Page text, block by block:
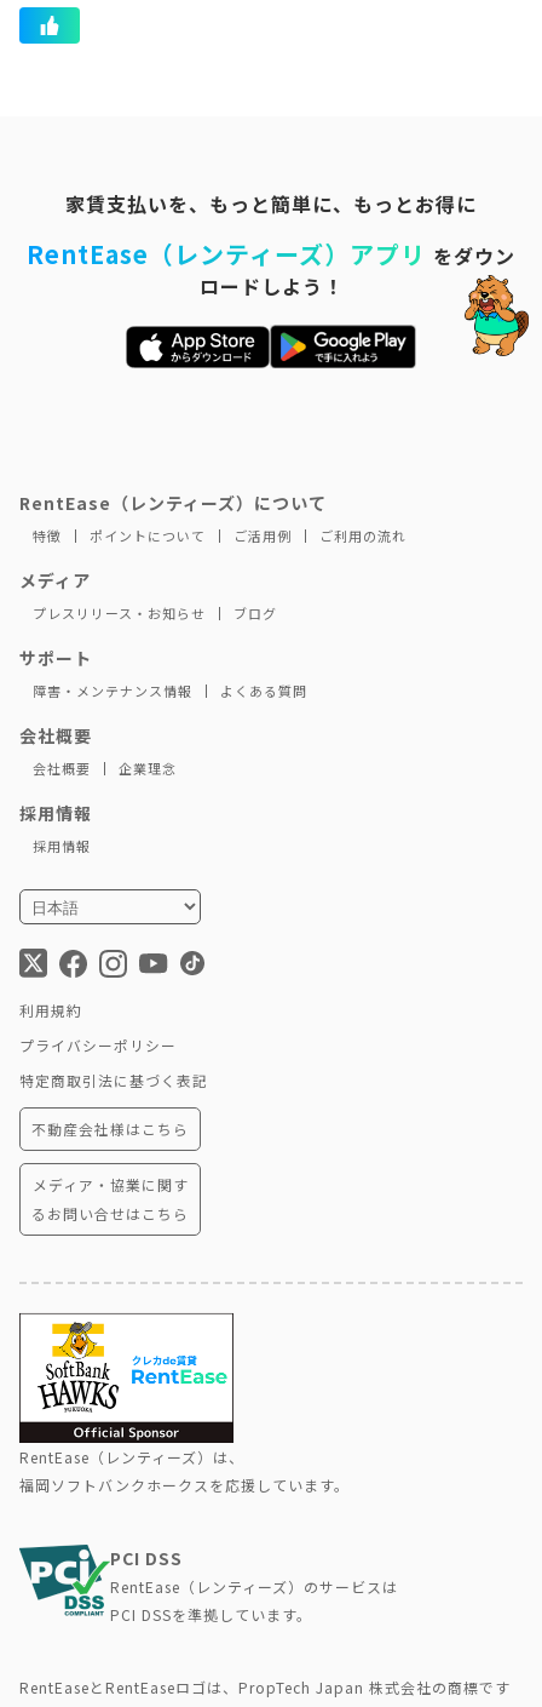
家賃支払いを、もっと簡単に、もっとお得に
RentEase（レンティーズ）アプリ をダウン
ロードしよう！
RentEase（レンティーズ）について
特徴 ポイントについて ご活用例 ご利用の流れ
メディア
プレスリリース・お知らせ ブログ
サポート
障害・メンテナンス情報 よくある質問
会社概要
会社概要 企業理念
採用情報
採用情報
利用規約
プライバシーポリシー
特定商取引法に基づく表記
不動産会社様はこちら
メディア・協業に関す
るお問い合せはこちら
RentEase（レンティーズ）は、
福岡ソフトバンクホークスを応援しています。
PCI DSS
RentEase（レンティーズ）のサービスは
PCI DSSを準拠しています。
RentEaseとRentEaseロゴは、PropTech Japan 株式会社の商標です